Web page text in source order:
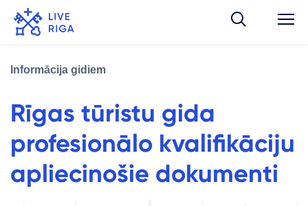
Informācija gidiem
Rīgas tūristu gida
profesionālo kvalifikāciju
apliecinošie dokumenti